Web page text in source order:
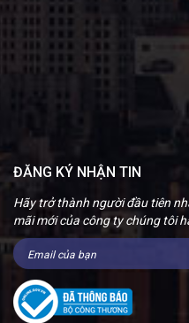
ĐĂNG KÝ NHẬN TIN
Hãy trở thành người đầu tiên
mãi mới của công ty chúng tôi